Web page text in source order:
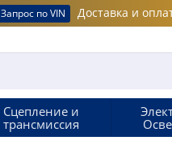
Запрос по VIN Доставка и
Сцепление и
трансмиссия